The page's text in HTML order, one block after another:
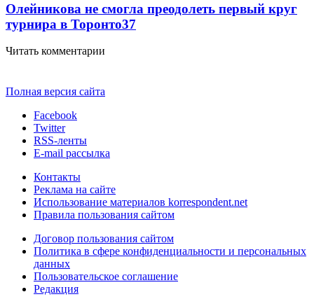
Олейникова не смогла преодолеть первый круг
турнира в Торонто37
Читать комментарии
Полная версия сайта
Facebook
Twitter
RSS-ленты
E-mail рассылка
Контакты
Реклама на сайте
Использование материалов korrespondent.net
Правила пользования сайтом
Договор пользования сайтом
Политика в сфере конфиденциальности и персональных
данных
Пользовательское соглашение
Редакция